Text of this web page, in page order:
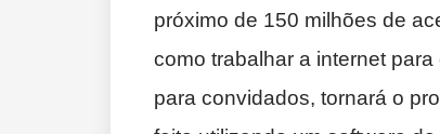
próximo de 150 milhões de
como trabalhar a internet
para convidados, tornará o